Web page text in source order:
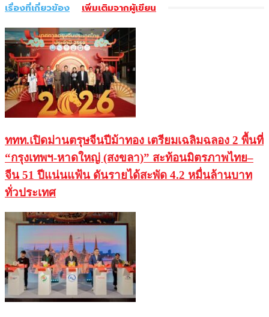
เรื่องที่เกี่ยวข้อง เพิ่มเติมจากผู้เขียน
ททท.เปิดม่านตรุษจีนปีม้าทอง เตรียมเฉลิมฉลอง 2 พื้นที่
“กรุงเทพฯ-หาดใหญ่ (สงขลา)” สะท้อนมิตรภาพไทย–
จีน 51 ปีแน่นแฟ้น ดันรายได้สะพัด 4.2 หมื่นล้านบาท
ทั่วประเทศ